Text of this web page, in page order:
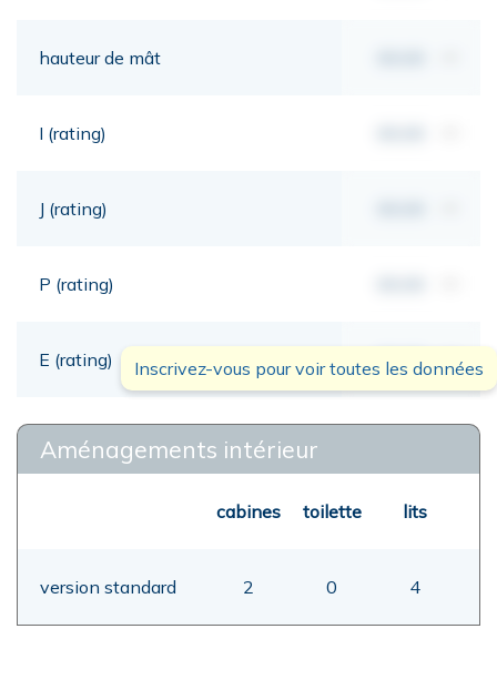
hauteur de mât
I (rating)
J (rating)
P (rating)
E (rating) 00,00
Inscrivez-vous pour voir toutes les données
Aménagements intérieur
cabines toilette lits
version standard 2 0 4